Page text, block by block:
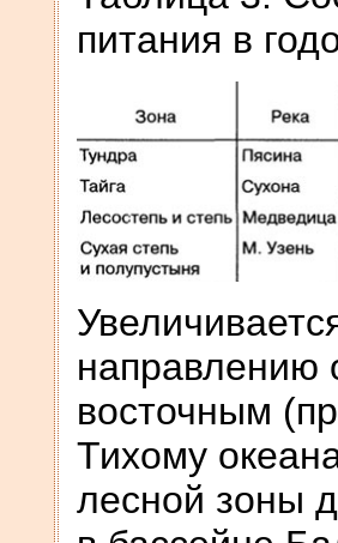
питания в
направлению
восточным
Тихому
лесной зоны